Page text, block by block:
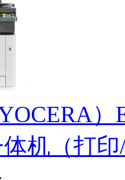
）
机（打